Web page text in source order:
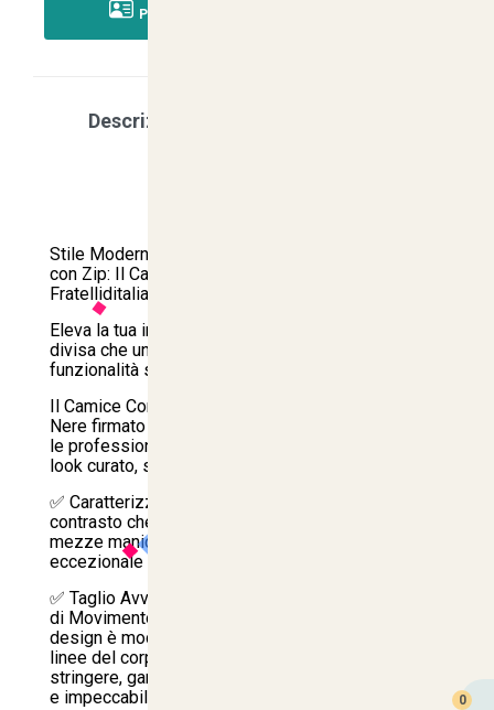
PAGA CON RICARICA POSTEPAY
Descrizione
Stile Moderno, Silhouette Valorizzata e Praticità
con Zip: Il Camice da Lavoro Donna Bianco e Nero
Fratelliditalia
Eleva la tua immagine professionale con una
divisa che unisce un design contemporaneo a una
funzionalità senza compromessi.
Il Camice Corto da Donna Bianco con Rifiniture
Nere firmato Fratelliditalia è stato progettato per
le professioniste dinamiche che desiderano un
look curato, scattante e di forte impatto visivo.
✅ Caratterizzato da eleganti profili neri a
contrasto che delineano la figura, questo camice a
mezze maniche si distingue per la sua
eccezionale versatilità operativa.
✅ Taglio Avvitato Regular Fit (Eleganza e Libertà
di Movimento): Silhouette Avvitata e Femminile: Il
design è modellato per seguire dolcemente le
linee del corpo, valorizzando la figura senza mai
stringere, garantendo un aspetto sempre ordinato
e impeccabile davanti al cliente.
0